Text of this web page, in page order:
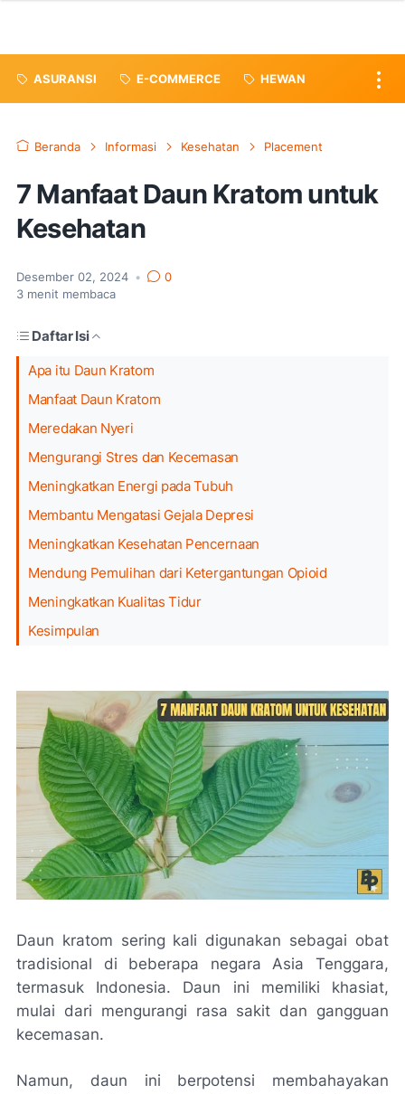
ASURANSI E-COMMERCE HEWAN
Beranda Informasi Kesehatan Placement
7 Manfaat Daun Kratom untuk
Kesehatan
Desember 02, 2024 •
0
3 menit membaca
Daftar Isi
Apa itu Daun Kratom
Manfaat Daun Kratom
Meredakan Nyeri
Mengurangi Stres dan Kecemasan
Meningkatkan Energi pada Tubuh
Membantu Mengatasi Gejala Depresi
Meningkatkan Kesehatan Pencernaan
Mendung Pemulihan dari Ketergantungan Opioid
Meningkatkan Kualitas Tidur
Kesimpulan
Daun kratom sering kali digunakan sebagai obat
tradisional di beberapa negara Asia Tenggara,
termasuk Indonesia. Daun ini memiliki khasiat,
mulai dari mengurangi rasa sakit dan gangguan
kecemasan.
Namun, daun ini berpotensi membahayakan